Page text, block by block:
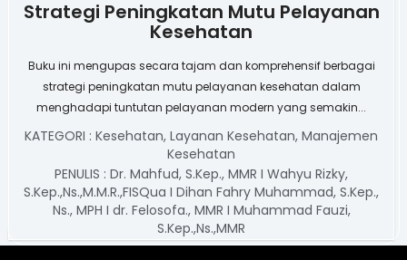
Strategi Peningkatan Mutu Pelayanan
Kesehatan
Buku ini mengupas secara tajam dan komprehensif berbagai
strategi peningkatan mutu pelayanan kesehatan dalam
menghadapi tuntutan pelayanan modern yang semakin...
KATEGORI : Kesehatan, Layanan Kesehatan, Manajemen
Kesehatan
PENULIS : Dr. Mahfud, S.Kep., MMR I Wahyu Rizky,
S.Kep.,Ns.,M.M.R.,FISQua I Dihan Fahry Muhammad, S.Kep.,
Ns., MPH I dr. Felosofa., MMR I Muhammad Fauzi,
S.Kep.,Ns.,MMR